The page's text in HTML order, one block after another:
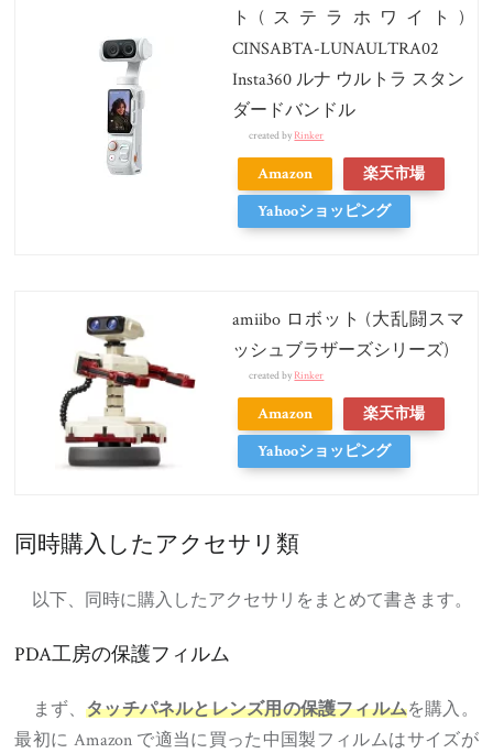
ト(ステラホワイト)
CINSABTA-LUNAULTRA02
Insta360 ルナ ウルトラ スタン
ダードバンドル
created byRinker
Amazon
楽天市場
Yahooショッピング
amiibo ロボット (大乱闘スマ
ッシュブラザーズシリーズ)
created byRinker
Amazon
楽天市場
Yahooショッピング
同時購入したアクセサリ類
以下、同時に購入したアクセサリをまとめて書きます。
PDA工房の保護フィルム
まず、タッチパネルとレンズ用の保護フィルムを購入。
最初に Amazon で適当に買った中国製フィルムはサイズが